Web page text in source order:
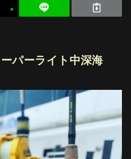
パーライト中深海